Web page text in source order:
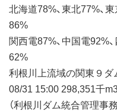
北海道78%、東北77%、
86%
関西電87%、中国電92%
62%
利根川上流域の関東９ダ
08/31 15:00 298,351千
（利根川ダム統合管理事